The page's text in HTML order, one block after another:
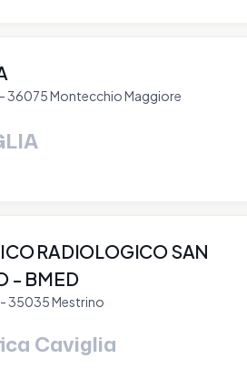
36075 Montecchio Maggiore
RADIOLOGICO SAN
- BMED
35035 Mestrino
Caviglia